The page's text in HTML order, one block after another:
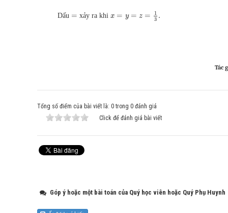
Dấu = xảy ra khix = y = z =
1
3 .
Tác
Tổng số điểm của bài viết là: 0 trong 0 đánh giá
Click để đánh giá bài viết
Góp ý hoặc một bài toán của Quý học viên hoặc Quý Phụ Huynh